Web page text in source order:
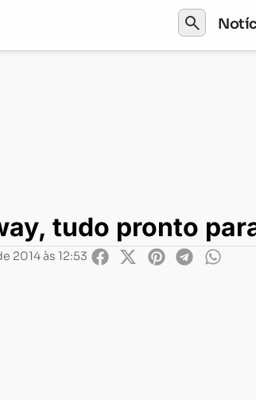
search
– Keeway, tudo pronto para começar
tudo pronto
2014 às 12:53